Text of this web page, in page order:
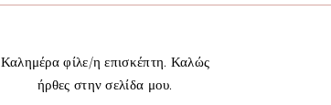
Καλημέρα φίλε/η επισκέπτη. Καλώς
ήρθες στην σελίδα μου.